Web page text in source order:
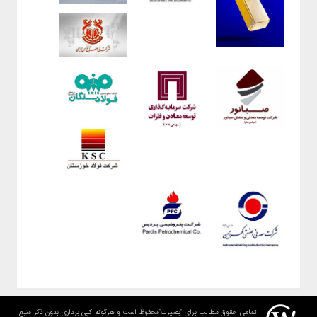
تمامی حقوق مطالب برای "بصیرت"محفوظ است و هرگونه کپی برداری بدون ذکر منبع